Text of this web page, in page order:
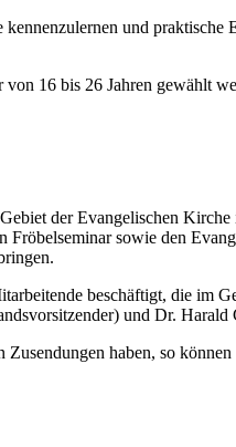
und praktische
16 bis 26 Jahren gewählt
der Evangelischen
sowie den
beschäftigt, die im
und Dr. Harald
Zusendungen haben, so können